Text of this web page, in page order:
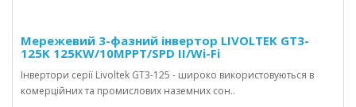
Мережевий 3-фазний інвертор LIVOLTEK GT3-
125K 125KW/10MPPT/SPD II/Wi-Fi
Інвертори серії Livoltek GT3-125 - широко використовуються в
комерційних та промислових наземних сон..